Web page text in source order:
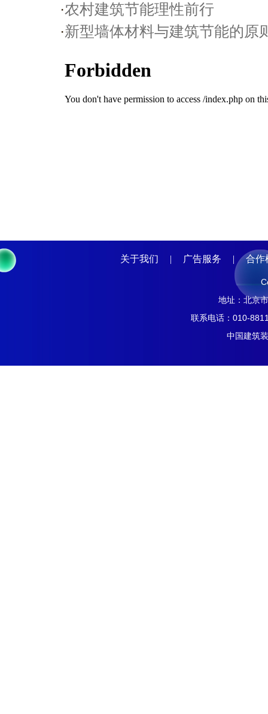
·农村建筑节能理性前行
·新型墙体材料与建筑节能的原
关于我们 | 广告服务 | 合作
地址：北京
联系电话：010-
中国建筑